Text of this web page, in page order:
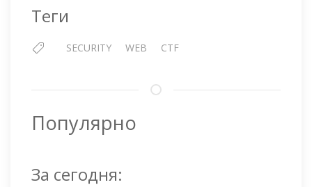
Теги
SECURITY WEB CTF
Популярно
За сегодня: